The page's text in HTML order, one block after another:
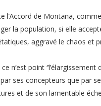
l’Accord de Montana,
la population, si elle
aggravé le chaos et
n’est point
ses concepteurs que par
et de son lamentable